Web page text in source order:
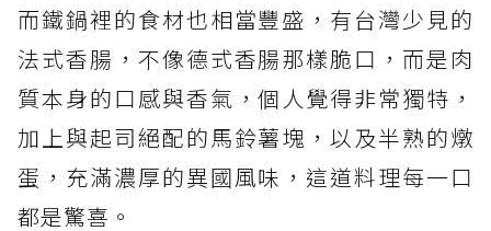
而鐵鍋裡的食材也相當豐盛，有台灣少見的
法式香腸，不像德式香腸那樣脆口，而是肉
質本身的口感與香氣，個人覺得非常獨特，
加上與起司絕配的馬鈴薯塊，以及半熟的燉
蛋，充滿濃厚的異國風味，這道料理每一口
都是驚喜。